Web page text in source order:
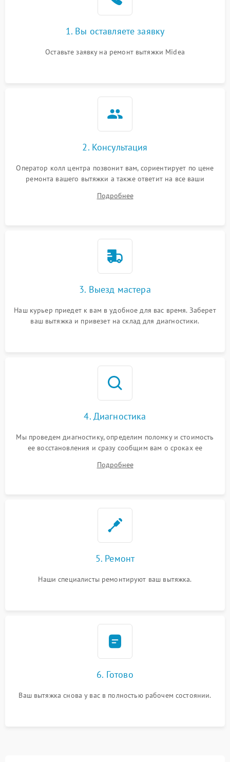
1. Вы оставляете заявку
Оставьте заявку на ремонт вытяжки Midea
2. Консультация
Оператор колл центра позвонит вам, сориентирует по цене
ремонта вашего вытяжки а также ответит на все ваши
Подробнее
3. Выезд мастера
Наш курьер приедет к вам в удобное для вас время. Заберет
ваш вытяжка и привезет на склад для диагностики.
4. Диагностика
Мы проведем диагностику, определим поломку и стоимость
ее восстановления и сразу сообщим вам о сроках ее
Подробнее
5. Ремонт
Наши специалисты ремонтируют ваш вытяжка.
6. Готово
Ваш вытяжка снова у вас в полностью рабочем состоянии.